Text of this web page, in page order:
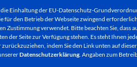
Einhaltung der EU-Datenschutz-
für den Betrieb der Webseite zwingend
Zustimmung verwendet. Bitte beachten Sie, dass
der Seite zur Verfügung stehen. Es steht Ihnen
indem Sie den Link unten auf
Datenschutzerklärung. Angaben zum
28.06.2016
Mitarbeiterinnen und
und Wünsche zur
direkt mit der